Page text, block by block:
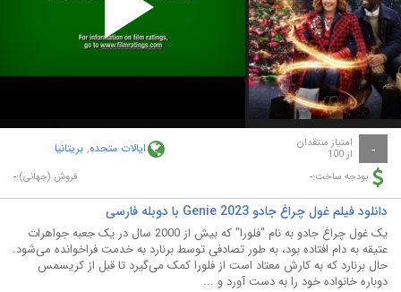
Play
Video
- امتیاز منتقدان
از 100 ایالات متحده, بریتانیا
بودجه ساخت:- فروش (جهانی):-
دانلود فیلم غول چراغ جادو Genie 2023 با دوبله فارسی
یک غول چراغ جادو به نام "فلورا" که بیش از 2000 سال در یک جعبه جواهرات
عتیقه به دام افتاده بود، به طور تصادفی توسط برنارد به خدمت فراخوانده می‌شود.
حال برنارد که به کارش معتاد است از فلورا کمک می‌گیرد تا قبل از کریسمس
دوباره خانواده خود را به دست آورد و ...